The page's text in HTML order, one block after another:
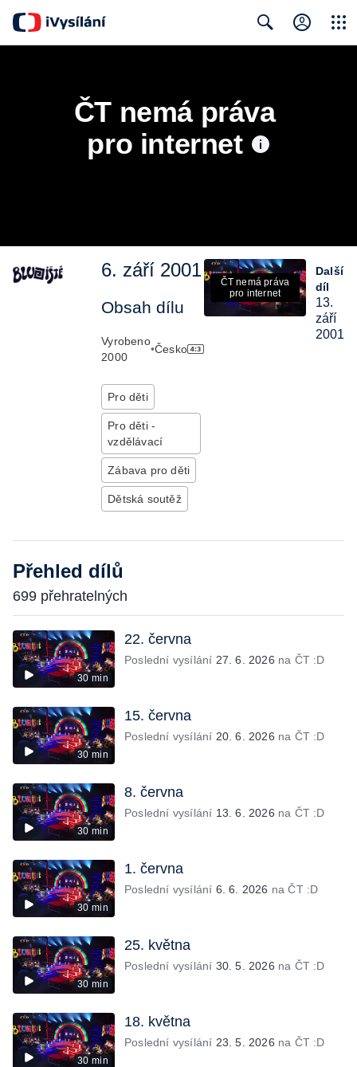
ČT nemá práva
pro internet
6. září 2001
Obsah dílu
Vyrobeno
2000
•Česko
Pro děti
Pro děti -
vzdělávací
Zábava pro děti
Dětská soutěž
ČT nemá práva
pro internet
Další
díl
13.
září
2001
Přehled dílů
699 přehratelných
30 min
22. června
Poslední vysílání 27. 6. 2026 na ČT :D
30 min
15. června
Poslední vysílání 20. 6. 2026 na ČT :D
30 min
8. června
Poslední vysílání 13. 6. 2026 na ČT :D
30 min
1. června
Poslední vysílání 6. 6. 2026 na ČT :D
30 min
25. května
Poslední vysílání 30. 5. 2026 na ČT :D
30 min
18. května
Poslední vysílání 23. 5. 2026 na ČT :D